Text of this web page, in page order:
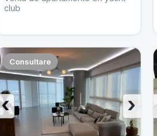
club
Consultare
›
‹